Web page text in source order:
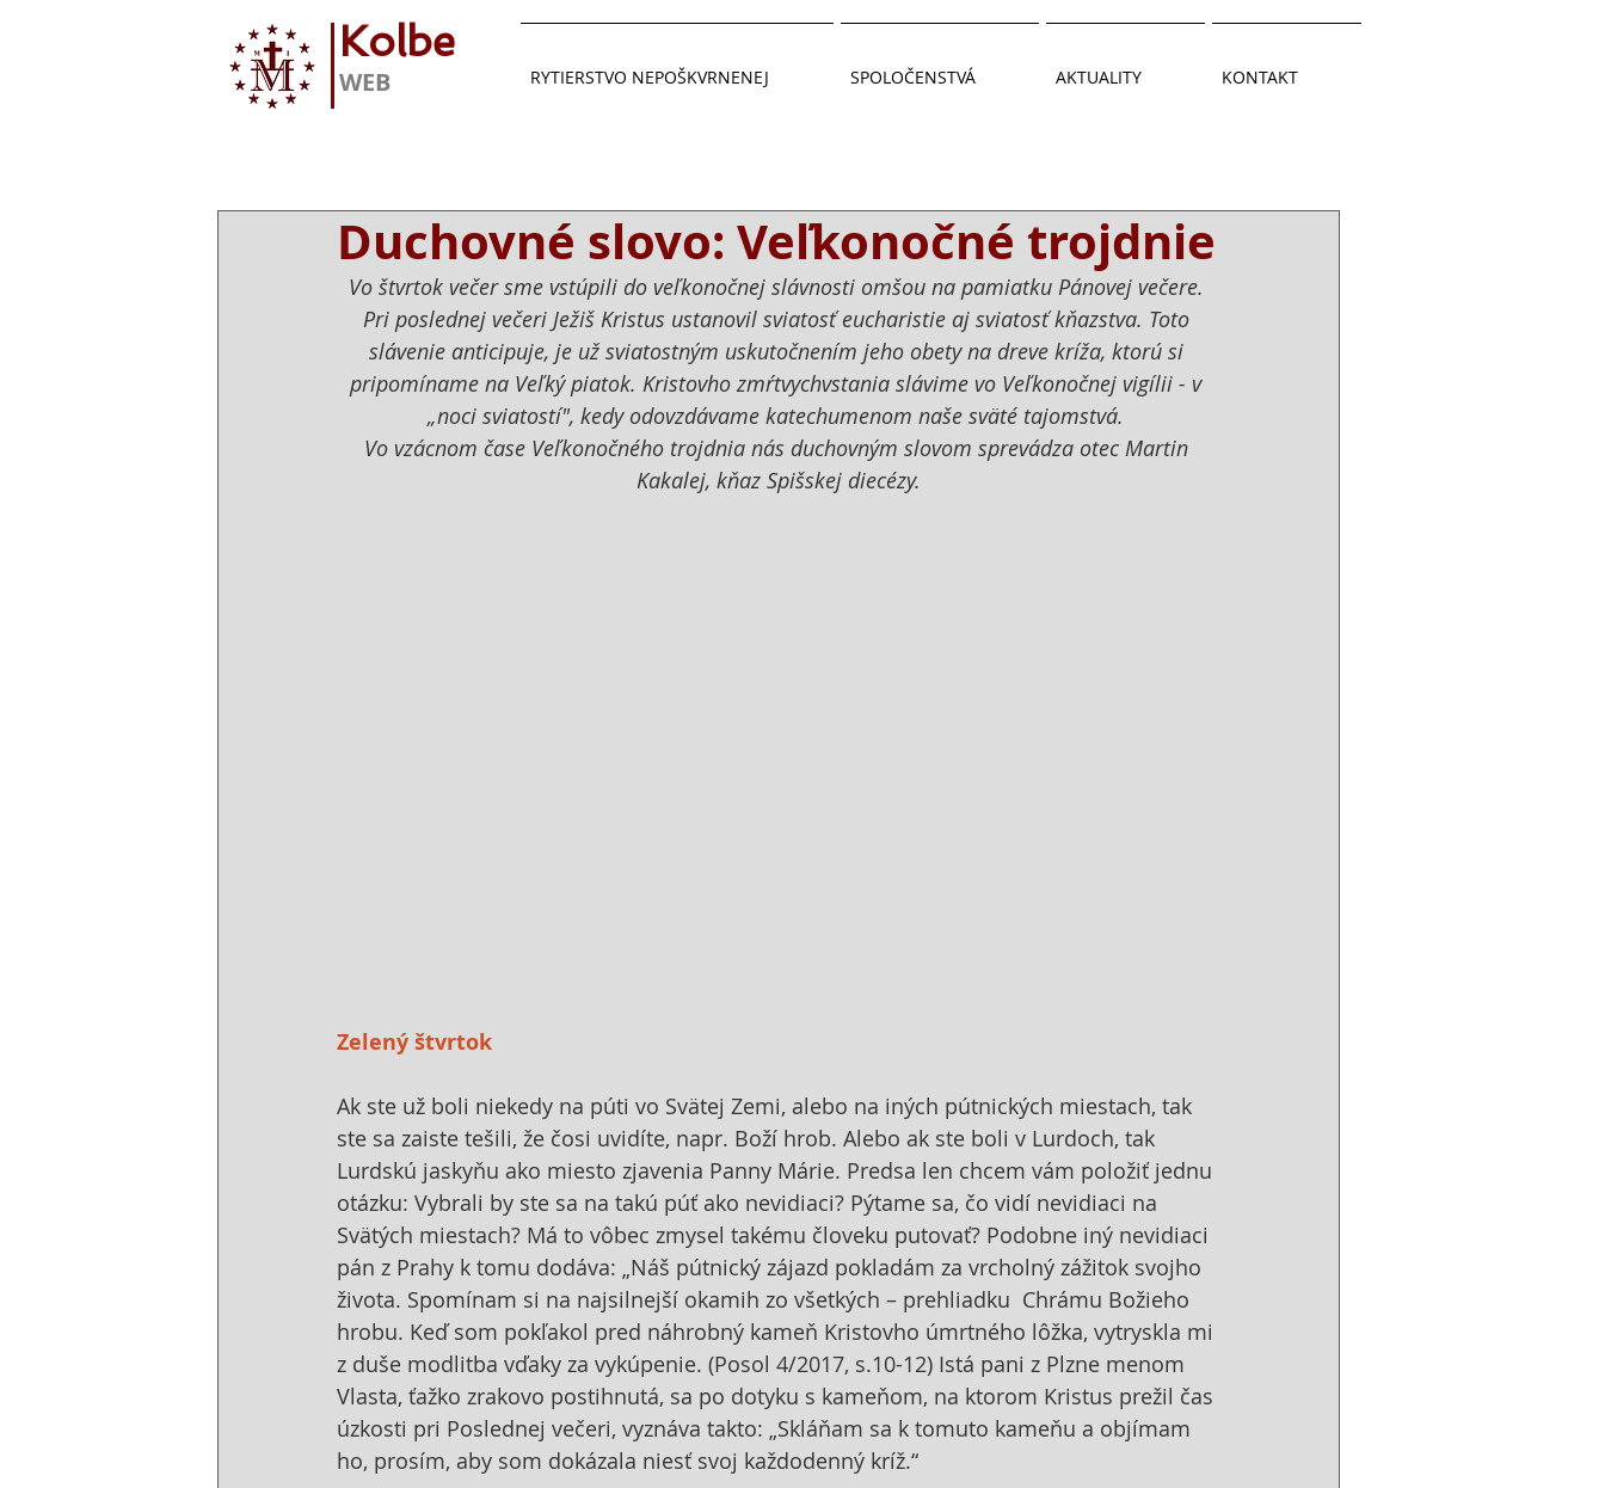
Kolbe
WEB RYTIERSTVO NEPOŠKVRNENEJ SPOLOČENSTVÁ AKTUALITY KONTAKT
Duchovné slovo: Veľkonočné trojdnie
Vo štvrtok večer sme vstúpili do veľkonočnej slávnosti omšou na pamiatku Pánovej večere.
Pri poslednej večeri Ježiš Kristus ustanovil sviatosť eucharistie aj sviatosť kňazstva. Toto
slávenie anticipuje, je už sviatostným uskutočnením jeho obety na dreve kríža, ktorú si
pripomíname na Veľký piatok. Kristovho zmŕtvychvstania slávime vo Veľkonočnej vigílii - v
„noci sviatostí", kedy odovzdávame katechumenom naše sväté tajomstvá.
Vo vzácnom čase Veľkonočného trojdnia nás duchovným slovom sprevádza otec Martin
Kakalej, kňaz Spišskej diecézy.
Zelený štvrtok
Ak ste už boli niekedy na púti vo Svätej Zemi, alebo na iných pútnických miestach, tak
ste sa zaiste tešili, že čosi uvidíte, napr. Boží hrob. Alebo ak ste boli v Lurdoch, tak
Lurdskú jaskyňu ako miesto zjavenia Panny Márie. Predsa len chcem vám položiť jednu
otázku: Vybrali by ste sa na takú púť ako nevidiaci? Pýtame sa, čo vidí nevidiaci na
Svätých miestach? Má to vôbec zmysel takému človeku putovať? Podobne iný nevidiaci
pán z Prahy k tomu dodáva: „Náš pútnický zájazd pokladám za vrcholný zážitok svojho
života. Spomínam si na najsilnejší okamih zo všetkých – prehliadku  Chrámu Božieho
hrobu. Keď som pokľakol pred náhrobný kameň Kristovho úmrtného lôžka, vytryskla mi
z duše modlitba vďaky za vykúpenie. (Posol 4/2017, s.10-12) Istá pani z Plzne menom
Vlasta, ťažko zrakovo postihnutá, sa po dotyku s kameňom, na ktorom Kristus prežil čas
úzkosti pri Poslednej večeri, vyznáva takto: „Skláňam sa k tomuto kameňu a objímam
ho, prosím, aby som dokázala niesť svoj každodenný kríž.“